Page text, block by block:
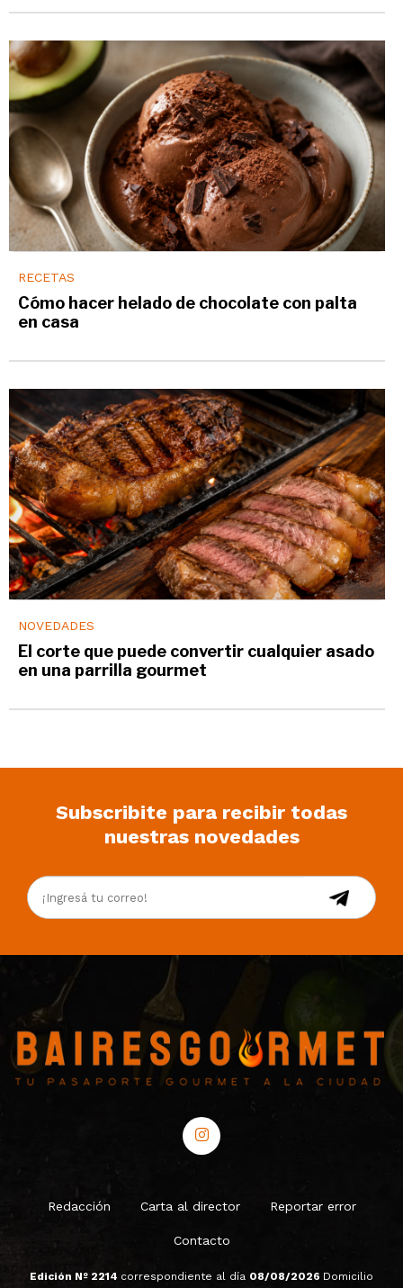
RECETAS
Cómo hacer helado de chocolate con palta
en casa
NOVEDADES
El corte que puede convertir cualquier asado
en una parrilla gourmet
Subscribite para recibir todas
nuestras novedades
Redacción Carta al director Reportar error
Contacto
Edición Nº 2214 correspondiente al día 08/08/2026 Domicilio